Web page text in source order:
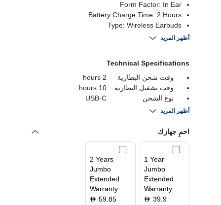
Form Factor: In Ear
Battery Charge Time: 2 Hours
Type: Wireless Earbuds
Battery Capacity: 950 mAh
أظهر المزيد
Technical Specifications
وقت شحن البطارية
2 hours
وقت تشغيل البطارية
10 hours
نوع الشحن
USB-C
وقت تشغيل البطارية
ضمان
أظهر المزيد
احمِ جهازك
1 Year
Jumbo
Extended
Warranty
D 39.9
2 Years
Jumbo
Extended
Warranty
D 59.85